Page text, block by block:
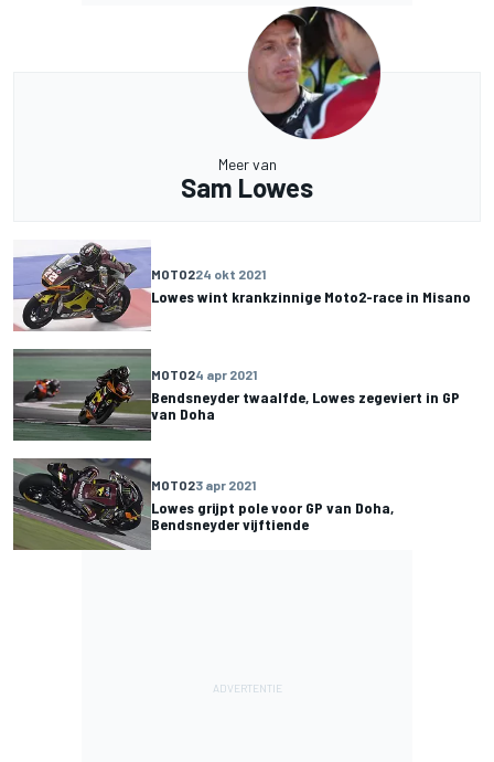
Meer van
Sam Lowes
MOTO224 okt 2021
Lowes wint krankzinnige Moto2-race in Misano
MOTO24 apr 2021
Bendsneyder twaalfde, Lowes zegeviert in GP
van Doha
MOTO23 apr 2021
Lowes grijpt pole voor GP van Doha,
Bendsneyder vijftiende